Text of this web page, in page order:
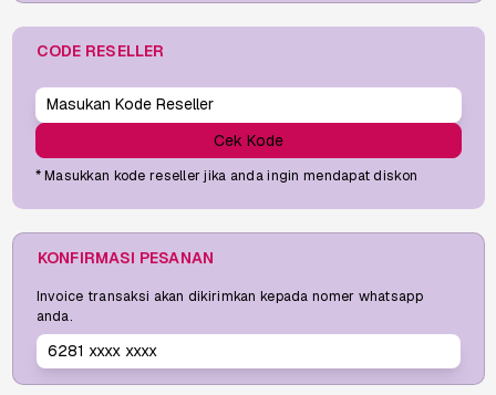
CODE RESELLER
Cek Kode
* Masukkan kode reseller jika anda ingin mendapat diskon
KONFIRMASI PESANAN
Invoice transaksi akan dikirimkan kepada nomer whatsapp
anda.